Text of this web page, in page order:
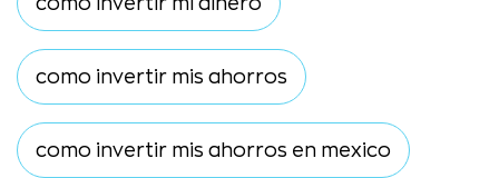
como invertir mis ahorros
como invertir mis ahorros en mexico